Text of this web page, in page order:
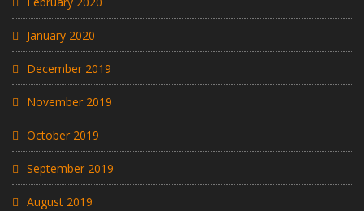
January 2020
December 2019
November 2019
October 2019
September 2019
August 2019